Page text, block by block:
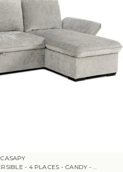
CASAPY
CANAPÉ D'ANGLE RÉVERSIBLE - 4 PLACES - CANDY - TISSU GRIS CLAIR - COFFRE - 297 X 148 X 85 CM - CASAPY